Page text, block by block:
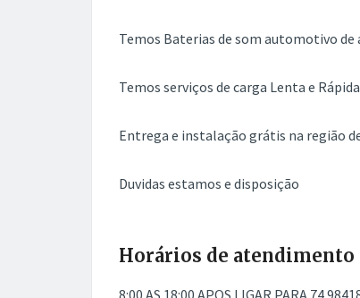
Temos Baterias de som automotivo
Temos serviços de carga Lenta e
Entrega e instalação grátis na região
Duvidas estamos e disposição
Horários de atendimento
8:00 AS 18:00 APOS LIGAR PARA 74